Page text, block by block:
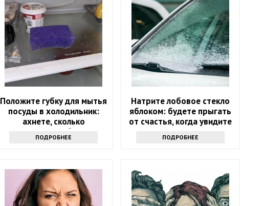
Положите губку для мытья
посуды в холодильник:
ахнете, сколько
надоевших проблем это
решит
ПОДРОБНЕЕ
Натрите лобовое стекло
яблоком: будете прыгать
от счастья, когда увидите
ПОДРОБНЕЕ